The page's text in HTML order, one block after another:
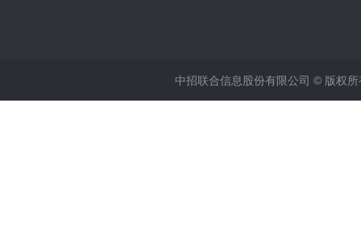
中招联合信息股份有限公司 © 版权